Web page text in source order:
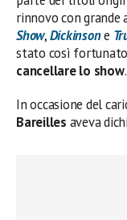
rinnovo con grande
Show,Dickinsone
stato così
cancellare lo show.
In occasione del
Bareilles aveva